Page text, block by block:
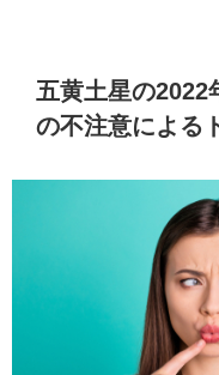
五黄土星の2022
の不注意による